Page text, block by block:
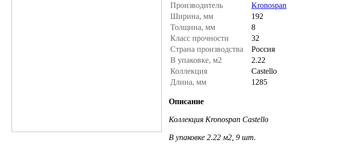
Производитель
Kronospan
Ширина, мм
192
Толщина, мм
8
Класс прочности
32
Страна производства
Россия
В упаковке, м2
2.22
Коллекция
Castello
Длина, мм
1285
Описание
Коллекция Kronospan Castello
В упаковке 2.22 м2, 9 шт.